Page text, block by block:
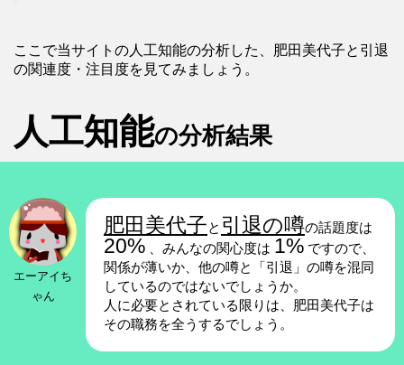
ここで当サイトの人工知能の分析した、肥田美代子と引退
の関連度・注目度を見てみましょう。
人工知能の分析結果
エーアイち
ゃん
肥田美代子と 引退の噂の話題度は
20% 、みんなの関心度は 1% ですので、
関係が薄いか、他の噂と「引退」の噂を混同
しているのではないでしょうか。
人に必要とされている限りは、肥田美代子は
その職務を全うするでしょう。